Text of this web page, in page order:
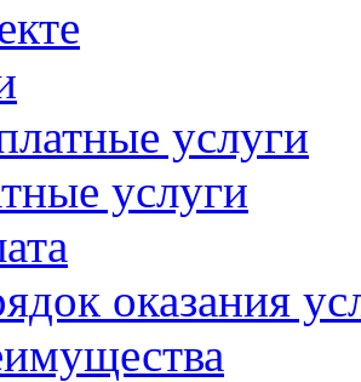
услуги
услуги
оказания